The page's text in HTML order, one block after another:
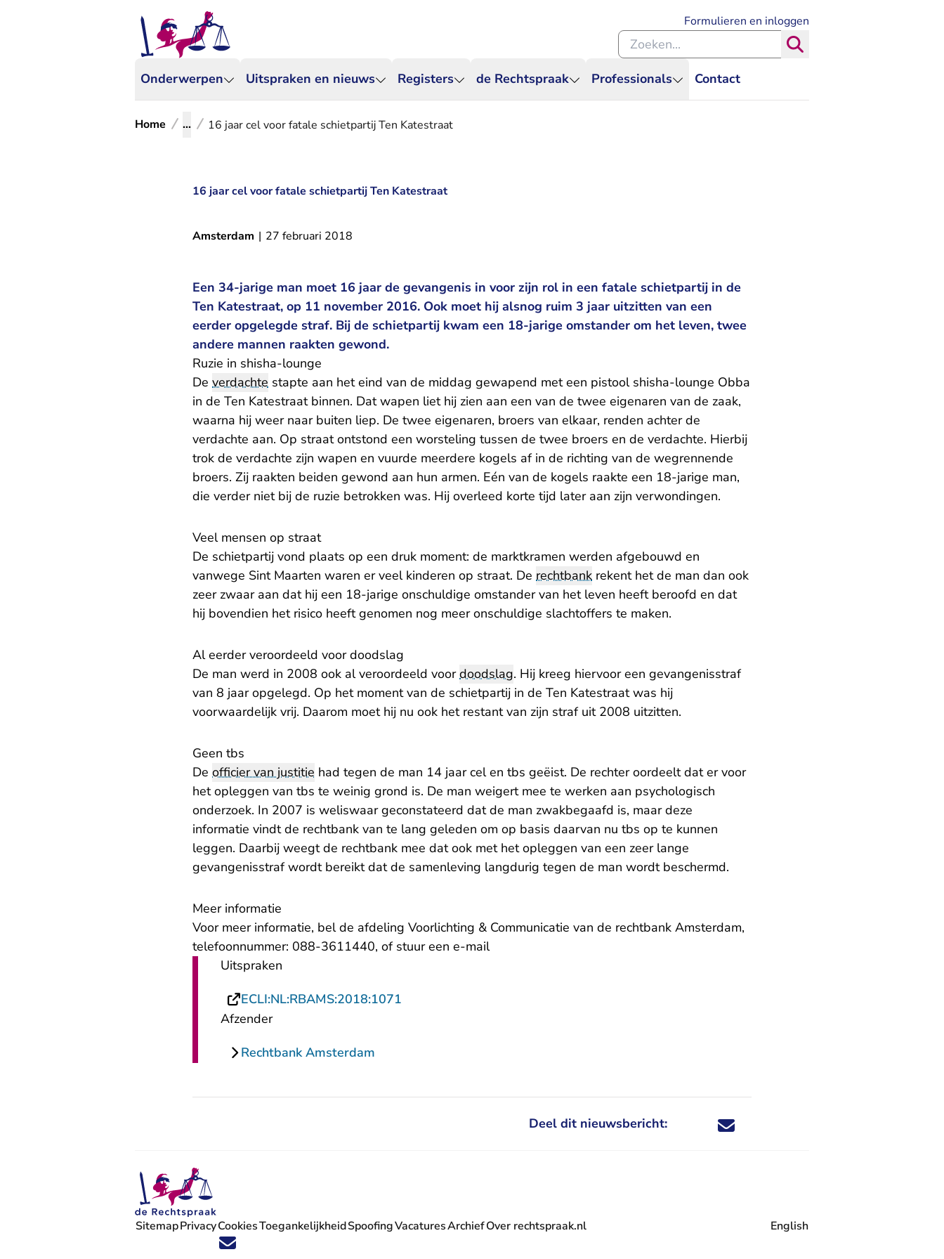
Onderwerpen Uitspraken en nieuws Registers de Rechtspraak Professionals Contact
Formulieren en inloggen
Zoeken binnen de Rechtspraak
Home ... 16 jaar cel voor fatale schietpartij Ten Katestraat
16 jaar cel voor fatale schietpartij Ten Katestraat
Amsterdam | 27 februari 2018
Een 34-jarige man moet 16 jaar de gevangenis in voor zijn rol in een fatale schietpartij in de
Ten Katestraat, op 11 november 2016. Ook moet hij alsnog ruim 3 jaar uitzitten van een
eerder opgelegde straf. Bij de schietpartij kwam een 18-jarige omstander om het leven, twee
andere mannen raakten gewond.
Ruzie in shisha-lounge
De verdachte stapte aan het eind van de middag gewapend met een pistool shisha-lounge Obba
in de Ten Katestraat binnen. Dat wapen liet hij zien aan een van de twee eigenaren van de zaak,
waarna hij weer naar buiten liep. De twee eigenaren, broers van elkaar, renden achter de
verdachte aan. Op straat ontstond een worsteling tussen de twee broers en de verdachte. Hierbij
trok de verdachte zijn wapen en vuurde meerdere kogels af in de richting van de wegrennende
broers. Zij raakten beiden gewond aan hun armen. Eén van de kogels raakte een 18-jarige man,
die verder niet bij de ruzie betrokken was. Hij overleed korte tijd later aan zijn verwondingen.
Veel mensen op straat
De schietpartij vond plaats op een druk moment: de marktkramen werden afgebouwd en
vanwege Sint Maarten waren er veel kinderen op straat. De rechtbank rekent het de man dan ook
zeer zwaar aan dat hij een 18-jarige onschuldige omstander van het leven heeft beroofd en dat
hij bovendien het risico heeft genomen nog meer onschuldige slachtoffers te maken.
Al eerder veroordeeld voor doodslag
De man werd in 2008 ook al veroordeeld voordoodslag. Hij kreeg hiervoor een gevangenisstraf
van 8 jaar opgelegd. Op het moment van de schietpartij in de Ten Katestraat was hij
voorwaardelijk vrij. Daarom moet hij nu ook het restant van zijn straf uit 2008 uitzitten.
Geen tbs
De officier van justitie had tegen de man 14 jaar cel en tbs geëist. De rechter oordeelt dat er voor
het opleggen van tbs te weinig grond is. De man weigert mee te werken aan psychologisch
onderzoek. In 2007 is weliswaar geconstateerd dat de man zwakbegaafd is, maar deze
informatie vindt de rechtbank van te lang geleden om op basis daarvan nu tbs op te kunnen
leggen. Daarbij weegt de rechtbank mee dat ook met het opleggen van een zeer lange
gevangenisstraf wordt bereikt dat de samenleving langdurig tegen de man wordt beschermd.
Meer informatie
Voor meer informatie, bel de afdeling Voorlichting & Communicatie van de rechtbank Amsterdam,
telefoonnummer: 088-3611440, of stuur een e-mail- U verlaat Rechtspraak.nl
Uitspraken
ECLI:NL:RBAMS:2018:1071
Afzender
Rechtbank Amsterdam
Deel dit nieuwsbericht: Deel dit nieuwsbericht via X - U verlaat
Deel dit nieuwsbericht via Facebook - U
Deel dit nieuwsbericht via e-mail
Deel dit nieuwsbericht via LinkedIn - U
Volg ons op X (Twitter) - U verlaat Rechtspraak.nl
Volg ons op Facebook - U verlaat Rechtspraak.nl
Volg ons op Instagram - U verlaat Rechtspraak.nl
Volg ons op Youtube - U verlaat Rechtspraak.nl
Volg ons op LinkedIn - U verlaat Rechtspraak.nl
'Blijf op de hoogte' nieuwsbrief - U verlaat Rechtspraak.nl
SitemapPrivacyCookiesToegankelijkheidSpoofingVacatures
- U verlaat Rechtspraak.nl
ArchiefOver rechtspraak.nl English